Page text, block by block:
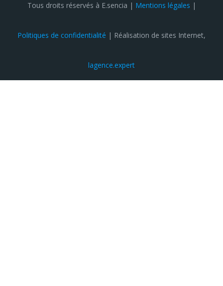
Tous droits réservés à E.sencia | Mentions légales |
Politiques de confidentialité | Réalisation de sites Internet,
lagence.expert